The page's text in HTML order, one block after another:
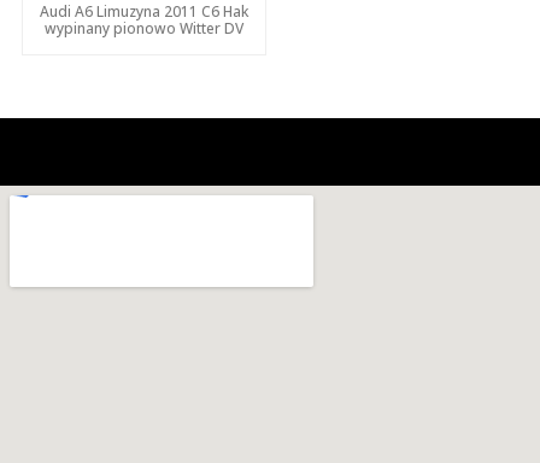
Audi A6 Limuzyna 2011 C6 Hak
wypinany pionowo Witter DV